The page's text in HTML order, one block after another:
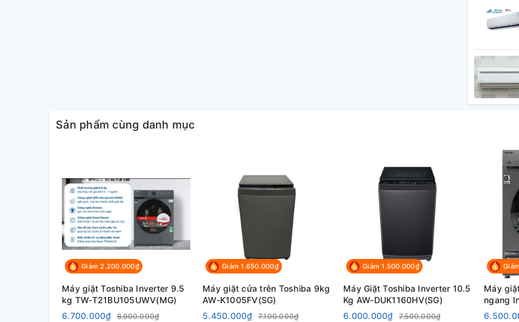
Sản phẩm cùng danh mục
Giảm 2.200.000₫
Máy giặt Toshiba Inverter 9.5
kg TW-T21BU105UWV(MG)
6.700.000₫
8.900.000₫
Giảm 1.650.000₫
Máy giặt cửa trên Toshiba 9kg
AW-K1005FV(SG)
5.450.000₫
7.100.000₫
Giảm 1.500.000₫
Máy Giặt Toshiba Inverter 10.5
Kg AW-DUK1160HV(SG)
6.000.000₫
7.500.000₫
Máy
ngang